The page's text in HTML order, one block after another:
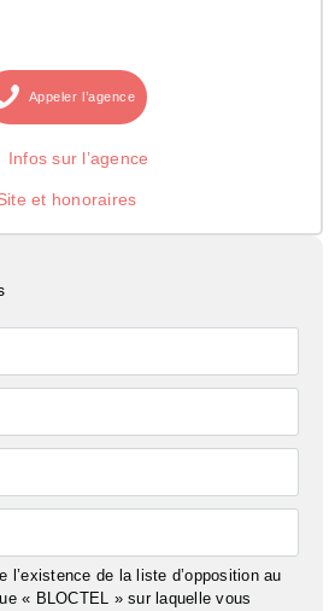
Appeler l’agence
Infos sur l’agence
et honoraires
l’existence de la liste d’opposition au
« BLOCTEL » sur laquelle vous